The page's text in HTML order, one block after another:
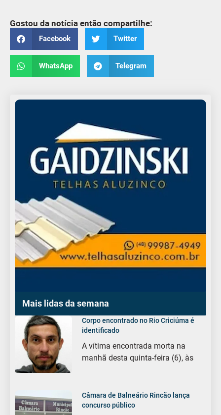
Gostou da notícia então compartilhe:
Facebook Twitter
WhatsApp Telegram
Mais lidas da semana
Corpo encontrado no Rio Criciúma é
identificado
A vítima encontrada morta na
manhã desta quinta-feira (6), às
Câmara de Balneário Rincão lança
concurso público